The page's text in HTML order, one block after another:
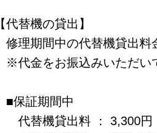
【代替機の貸出】
修理期間中の代替機貸出料
※代金をお振込みいただい
■保証期間中
代替機貸出料 ： 3,300円